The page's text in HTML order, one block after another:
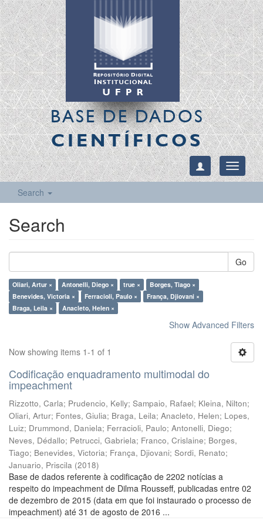
BASE DE DADOS
CIENTÍFICOS
Toggle
Search
Search
Go
Oliari, Artur × Antonelli, Diego × true ×
Borges, Tiago ×
Benevides, Victoria ×
Ferracioli, Paulo ×
França, Djiovani ×
Braga, Leila ×
Anacleto, Helen ×
Show Advanced Filters
Now showing items 1-1 of 1
Codificação enquadramento multimodal do
impeachment
Rizzotto, Carla; Prudencio, Kelly; Sampaio, Rafael; Kleina, Nilton;
Oliari, Artur; Fontes, Giulia; Braga, Leila; Anacleto, Helen; Lopes,
Luiz; Drummond, Daniela; Ferracioli, Paulo; Antonelli, Diego;
Neves, Dédallo; Petrucci, Gabriela; Franco, Crislaine; Borges,
Tiago; Benevides, Victoria; França, Djiovani; Sordi, Renato;
Januario, Priscila (2018)
Base de dados referente à codificação de 2202 notícias a
respeito do impeachment de Dilma Rousseff, publicadas entre 02
de dezembro de 2015 (data em que foi instaurado o processo de
impeachment) até 31 de agosto de 2016 ...